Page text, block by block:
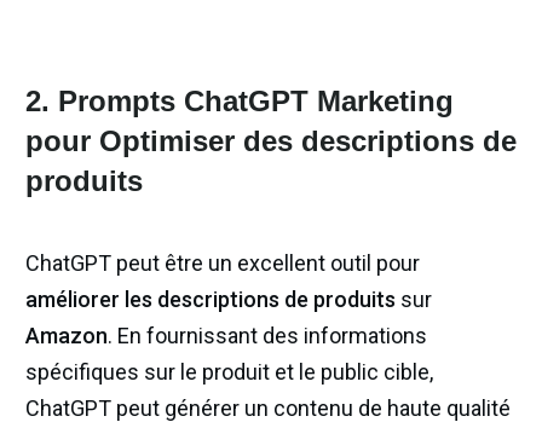
2. Prompts ChatGPT Marketing
pour Optimiser des descriptions de
produits
ChatGPT peut être un excellent outil pour
améliorer les descriptions de produits sur
Amazon. En fournissant des informations
spécifiques sur le produit et le public cible,
ChatGPT peut générer un contenu de haute qualité